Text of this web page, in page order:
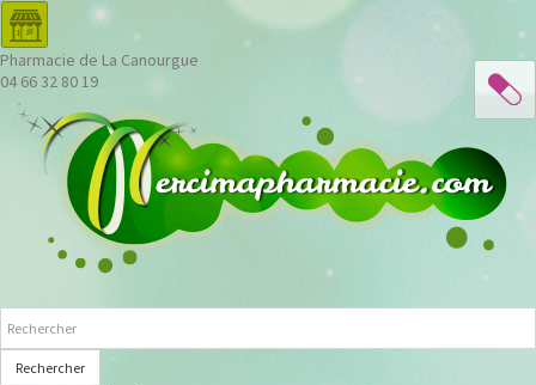
Pharmacie de La Canourgue
04 66 32 80 19
Rechercher